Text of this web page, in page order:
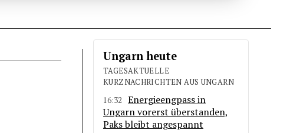
Ungarn heute
TAGESAKTUELLE
KURZNACHRICHTEN AUS UNGARN
16:32
Energieengpass in
Ungarn vorerst überstanden,
Paks bleibt angespannt